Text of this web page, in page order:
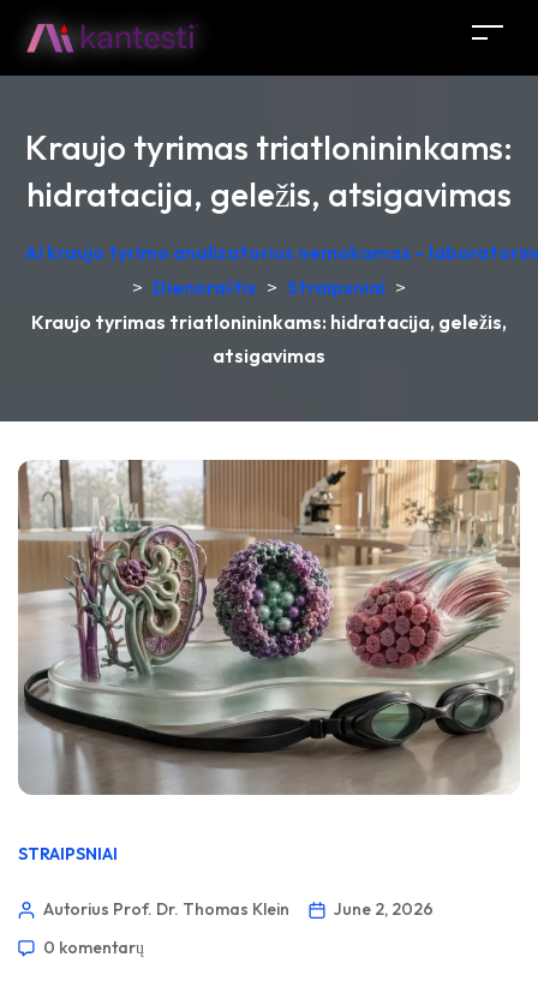
Kraujo tyrimas triatlonininkams:
hidratacija, geležis, atsigavimas
AI kraujo tyrimo analizatorius nemokamas –
> Dienoraštis > Straipsniai >
Kraujo tyrimas triatlonininkams: hidratacija, geležis,
atsigavimas
STRAIPSNIAI
Autorius Prof. Dr. Thomas Klein
June 2, 2026
0 komentarų